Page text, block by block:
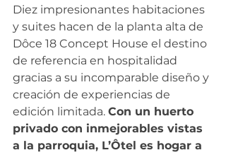
Diez impresionantes habitaciones
y suites hacen de la planta alta de
Dôce 18 Concept House el destino
de referencia en hospitalidad
gracias a su incomparable diseño y
creación de experiencias de
edición limitada. Con un huerto
privado con inmejorables vistas
a la parroquia, L’Ôtel es hogar a